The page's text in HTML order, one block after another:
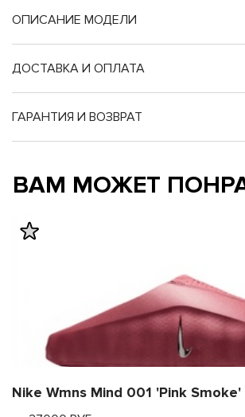
и в
наш
ОПИСАНИЕ МОДЕЛИ
ДОСТАВКА И ОПЛАТА
ГАРАНТИЯ И ВОЗВРАТ
ВАМ МОЖЕТ
Nike Wmns Mind 001 'Pink Smoke'
с
и в
наш